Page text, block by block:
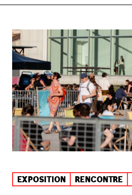
EXPOSITION RENCONTRE